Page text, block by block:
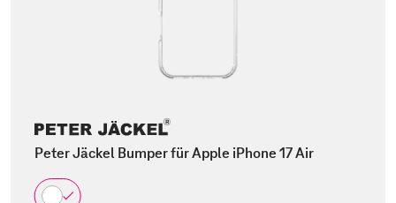
Peter Jäckel Bumper für Apple iPhone 17 Air